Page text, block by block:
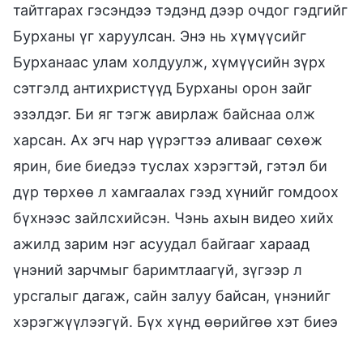
тайтгарах гэсэндээ тэдэнд дээр очдог гэдгийг
Бурханы үг харуулсан. Энэ нь хүмүүсийг
Бурханаас улам холдуулж, хүмүүсийн зүрх
сэтгэлд антихристүүд Бурханы орон зайг
эзэлдэг. Би яг тэгж авирлаж байснаа олж
харсан. Ах эгч нар үүрэгтээ аливааг сөхөж
ярин, бие биедээ туслах хэрэгтэй, гэтэл би
дүр төрхөө л хамгаалах гээд хүнийг гомдоох
бүхнээс зайлсхийсэн. Чэнь ахын видео хийх
ажилд зарим нэг асуудал байгааг хараад
үнэний зарчмыг баримтлаагүй, зүгээр л
урсгалыг дагаж, сайн залуу байсан, үнэнийг
хэрэгжүүлээгүй. Бүх хүнд өөрийгөө хэт биеэ